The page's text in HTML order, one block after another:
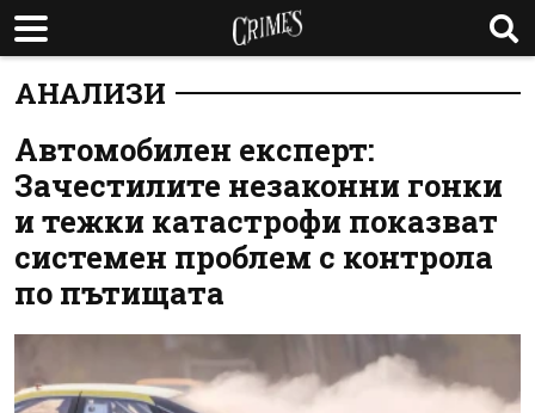
АНАЛИЗИ
Автомобилен експерт:
Зачестилите незаконни гонки
и тежки катастрофи показват
системен проблем с контрола
по пътищата